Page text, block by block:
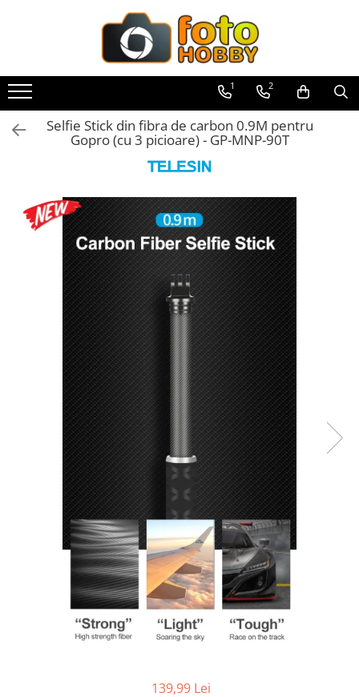
Aparate Foto
Aparate Foto Mirrorless
Aparate Foto DSLR
Aparate foto pe film
Cursuri foto
Obiective foto si accesorii
Obiective Mirorless
Obiective DSLR
Huse si tocuri protectie obiective
Obiective Cinematice
Parasolare
Teleconvertoare
Adaptoare montura / baioneta
Capace obiectiv si camera
Inele Macro
Filtre foto
Filtre Filet
Filtre tip Cokin
Filtre White Balance
Accesorii filtre
Convertoare pe filet foto video
Inele reductii obiective
1 2
Selfie Stick din fibra de carbon 0.9M pentru
Gopro (cu 3 picioare) - GP-MNP-90T
139,99 Lei